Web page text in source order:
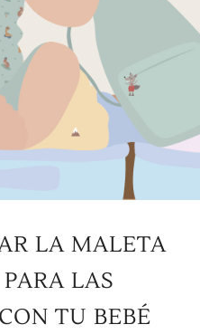
LA MALETA
LAS
TU BEBÉ